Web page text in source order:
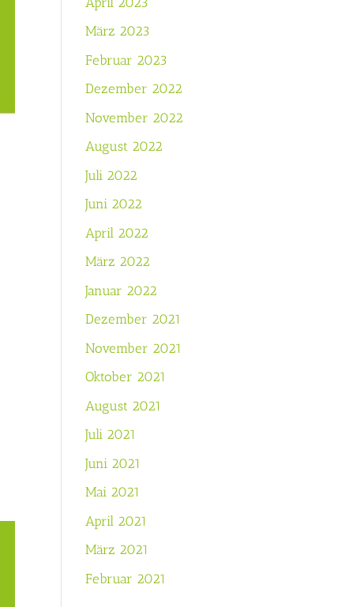
März 2023
Februar 2023
Dezember 2022
November 2022
August 2022
Juli 2022
Juni 2022
April 2022
März 2022
Januar 2022
Dezember 2021
November 2021
Oktober 2021
August 2021
Juli 2021
Juni 2021
Mai 2021
April 2021
März 2021
Februar 2021